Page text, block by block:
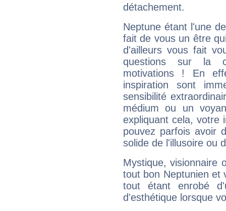
détachement.
Neptune étant l'une
fait de vous un être
d'ailleurs vous fait
questions sur la
motivations ! En
inspiration sont
sensibilité
médium ou un
expliquant cela, votre
pouvez parfois avoir
solide de l'illusoire ou
Mystique, visionnaire
tout bon Neptunien et
tout étant enrobé
d'esthétique lorsque